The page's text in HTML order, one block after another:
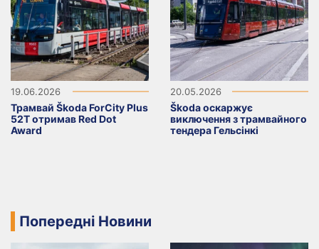
19.06.2026
Трамвай Škoda ForCity Plus
52T отримав Red Dot
Award
20.05.2026
Škoda оскаржує
виключення з трамвайного
тендера Гельсінкі
Попередні Новини